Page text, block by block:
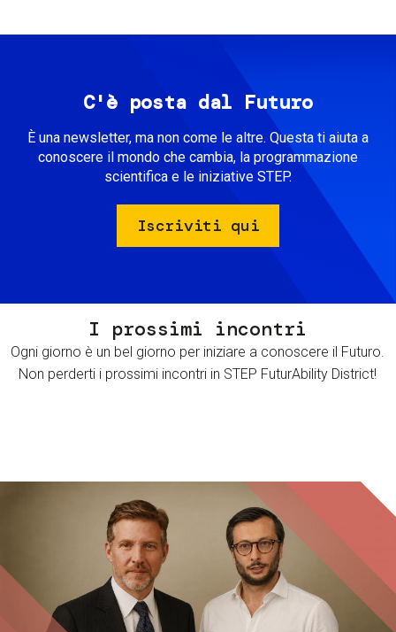
C'è posta dal Futuro
È una newsletter, ma non come le altre. Questa ti aiuta a
conoscere il mondo che cambia, la programmazione
scientifica e le iniziative STEP.
Iscriviti qui
I prossimi incontri
Ogni giorno è un bel giorno per iniziare a conoscere il Futuro.
Non perderti i prossimi incontri in STEP FuturAbility District!